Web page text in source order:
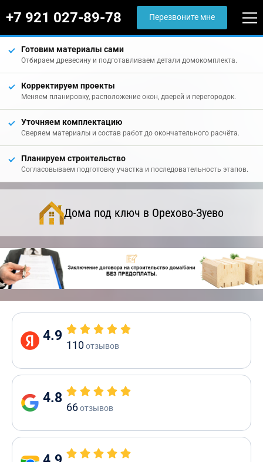
+7 921 027-89-78 Перезвоните мне
Готовим материалы сами
Отбираем древесину и подготавливаем детали домокомплекта.
Корректируем проекты
Меняем планировку, расположение окон, дверей и перегородок.
Уточняем комплектацию
Сверяем материалы и состав работ до окончательного расчёта.
Планируем строительство
Согласовываем подготовку участка и последовательность этапов.
Дома под ключ в Орехово-Зуево
4.9
110отзывов
4.8
66отзывов